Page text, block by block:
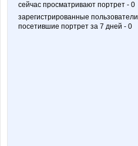
сейчас просматривают портрет - 0
зарегистрированные пользователи
посетившие портрет за 7 дней - 0